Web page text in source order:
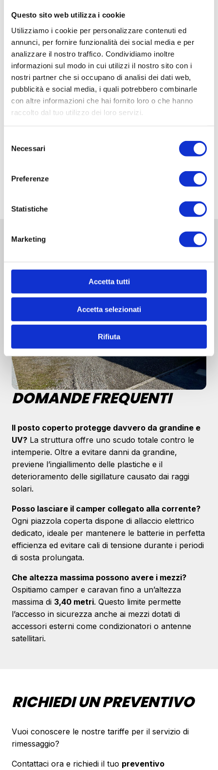
Questo sito web utilizza i cookie
Utilizziamo i cookie per personalizzare contenuti ed
annunci, per fornire funzionalità dei social media e per
analizzare il nostro traffico. Condividiamo inoltre
informazioni sul modo in cui utilizzi il nostro sito con i
nostri partner che si occupano di analisi dei dati web,
pubblicità e social media, i quali potrebbero combinarle
con altre informazioni che hai fornito loro o che hanno
raccolto dal tuo utilizzo dei loro servizi.
delNecessari
Preferenze
Statistiche
Marketing
Accetta tutti
Accetta selezionati
Rifiuta
DOMANDE FREQUENTI
Il posto coperto protegge davvero da grandine e
UV? La struttura offre uno scudo totale contro le
intemperie. Oltre a evitare danni da grandine,
previene l’ingiallimento delle plastiche e il
deterioramento delle sigillature causato dai raggi
solari.
Posso lasciare il camper collegato alla corrente?
Ogni piazzola coperta dispone di allaccio elettrico
dedicato, ideale per mantenere le batterie in perfetta
efficienza ed evitare cali di tensione durante i periodi
di sosta prolungata.
Che altezza massima possono avere i mezzi?
Ospitiamo camper e caravan fino a un’altezza
massima di 3,40 metri. Questo limite permette
l’accesso in sicurezza anche ai mezzi dotati di
accessori esterni come condizionatori o antenne
satellitari.
RICHIEDI UN PREVENTIVO
Vuoi conoscere le nostre tariffe per il servizio di
rimessaggio?
Contattaci ora e richiedi il tuo preventivo